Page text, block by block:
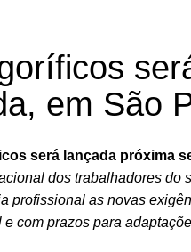
em São
será lançada próxima
dos trabalhadores do
profissional as novas
e com prazos para